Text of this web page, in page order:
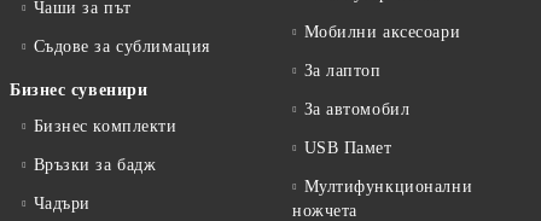
Чаши за път
Съдове за сублимация
Бизнес сувенири
Бизнес комплекти
Връзки за бадж
Чадъри
Мобилни аксесоари
За лаптоп
За автомобил
USB Памет
Мултифункционални
ножчета